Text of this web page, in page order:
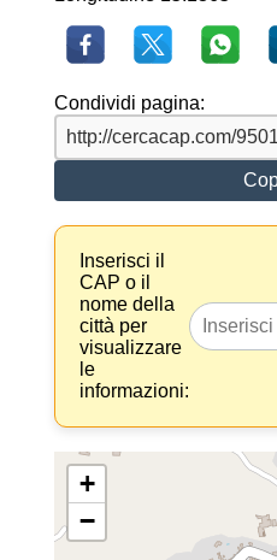
Condividi pagina:
Inserisci il
CAP o il
nome della
città per
visualizzare
le
informazioni:
+
−